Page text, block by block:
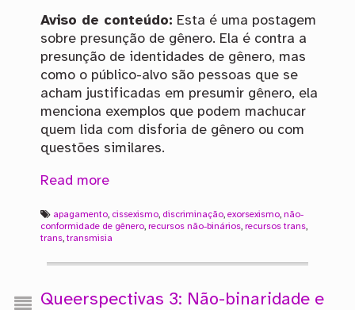
Aviso de conteúdo: Esta é uma postagem
sobre presunção de gênero. Ela é contra a
presunção de identidades de gênero, mas
como o público-alvo são pessoas que se
acham justificadas em presumir gênero, ela
menciona exemplos que podem machucar
quem lida com disforia de gênero ou com
questões similares.
Read more
apagamento, cissexismo, discriminação, exorsexismo, não-
conformidade de gênero, recursos não-binários, recursos trans,
trans,transmisia
Queerspectivas 3: Não-binaridade e